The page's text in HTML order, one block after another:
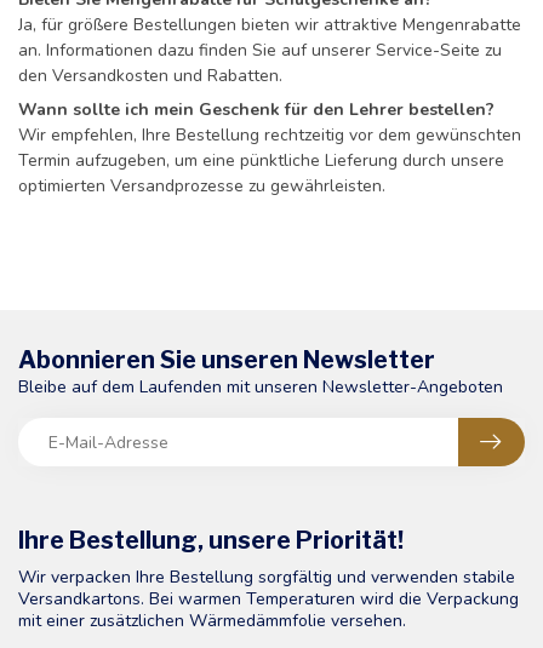
Ja, für größere Bestellungen bieten wir attraktive Mengenrabatte
an. Informationen dazu finden Sie auf unserer Service-Seite zu
den Versandkosten und Rabatten.
Wann sollte ich mein Geschenk für den Lehrer bestellen?
Wir empfehlen, Ihre Bestellung rechtzeitig vor dem gewünschten
Termin aufzugeben, um eine pünktliche Lieferung durch unsere
optimierten Versandprozesse zu gewährleisten.
Ihre Bestellung, unsere Priorität!
Wir verpacken Ihre Bestellung sorgfältig und verwenden stabile
Versandkartons. Bei warmen Temperaturen wird die Verpackung
mit einer zusätzlichen Wärmedämmfolie versehen.
Abonnieren Sie unseren Newsletter
Bleibe auf dem Laufenden mit unseren Newsletter-Angeboten